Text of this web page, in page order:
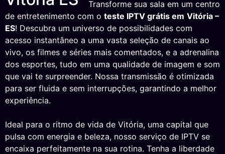
Transforme sua sala em um centro
de entretenimento com o teste IPTV grátis em Vitória –
ES! Descubra um universo de possibilidades com
acesso instantâneo a uma vasta seleção de canais ao
vivo, os filmes e séries mais comentados, e a adrenalina
dos esportes, tudo em uma qualidade de imagem e som
que vai te surpreender. Nossa transmissão é otimizada
para ser fluida e sem interrupções, garantindo a melhor
experiência.
Ideal para o ritmo de vida de Vitória, uma capital que
pulsa com energia e beleza, nosso serviço de IPTV se
encaixa perfeitamente na sua rotina. Tenha a liberdade